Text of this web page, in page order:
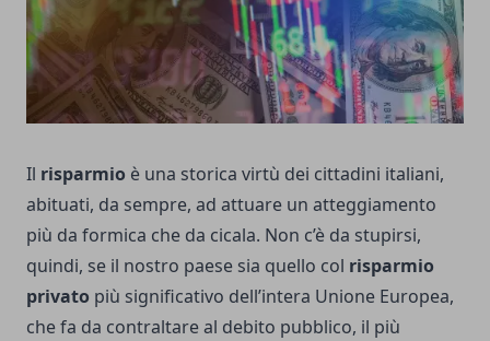
Il risparmio è una storica virtù dei cittadini italiani,
abituati, da sempre, ad attuare un atteggiamento
più da formica che da cicala. Non c’è da stupirsi,
quindi, se il nostro paese sia quello col risparmio
privato più significativo dell’intera Unione Europea,
che fa da contraltare al debito pubblico, il più